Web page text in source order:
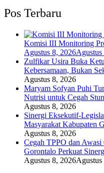
Pos Terbaru
Komisi III Monitoring
Agustus 8, 2026
Zulfikar Usira Buka
Kebersamaan, Bukan
Agustus 8, 2026
Maryam Sofyan Puhi
Nutrisi untuk Cegah
Agustus 8, 2026
Sinergi Eksekutif-
Masyarakat Kabupaten
Agustus 8, 2026
Cegah TPPO dan
Gorontalo Perkuat
Agustus 8, 2026